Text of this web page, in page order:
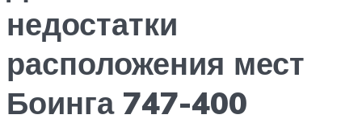
недостатки
расположения мест
Боинга 747-400